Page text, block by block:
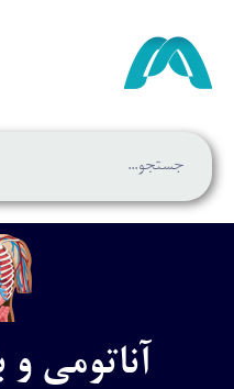
آناتومی